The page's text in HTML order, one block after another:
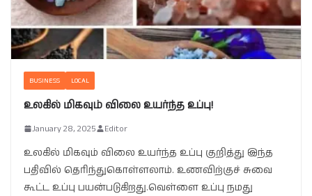
BUSINESS LOCAL
உலகில் மிகவும் விலை உயர்ந்த உப்பு!
January 28, 2025 Editor
உலகில் மிகவும் விலை உயர்ந்த உப்பு குறித்து இந்த
பதிவில் தெரிந்துகொள்ளலாம். உணவிற்குச் சுவை
கூட்ட உப்பு பயன்படுகிறது.வெள்ளை உப்பு நமது